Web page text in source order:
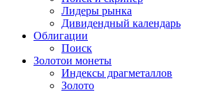
Лидеры рынка
Дивидендный календарь
Облигации
Поиск
Золотои монеты
Индексы драгметаллов
Золото